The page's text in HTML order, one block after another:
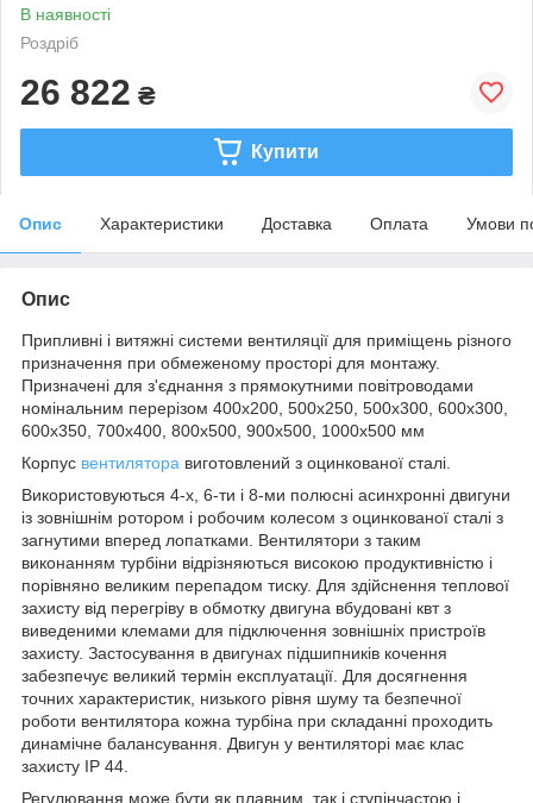
В наявності
Роздріб
26 822 ₴
Купити
Опис Характеристики Доставка Оплата Умови
Опис
Припливні і витяжні системи вентиляції для приміщень різного
призначення при обмеженому просторі для монтажу.
Призначені для з'єднання з прямокутними повітроводами
номінальним перерізом 400х200, 500х250, 500х300, 600х300,
600х350, 700х400, 800х500, 900х500, 1000х500 мм
Корпус вентилятора виготовлений з оцинкованої сталі.
Використовуються 4-х, 6-ти і 8-ми полюсні асинхронні двигуни
із зовнішнім ротором і робочим колесом з оцинкованої сталі з
загнутими вперед лопатками. Вентилятори з таким
виконанням турбіни відрізняються високою продуктивністю і
порівняно великим перепадом тиску. Для здійснення теплової
захисту від перегріву в обмотку двигуна вбудовані квт з
виведеними клемами для підключення зовнішніх пристроїв
захисту. Застосування в двигунах підшипників кочення
забезпечує великий термін експлуатації. Для досягнення
точних характеристик, низького рівня шуму та безпечної
роботи вентилятора кожна турбіна при складанні проходить
динамічне балансування. Двигун у вентиляторі має клас
захисту IP 44.
Регулювання може бути як плавним, так і ступінчастою і